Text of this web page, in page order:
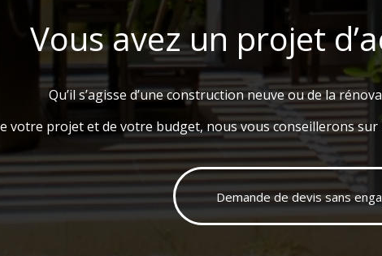
Vous avez un projet
Qu’il s’agisse d’une construction neuve ou de la
votre projet et de votre budget, nous vous conseillerons
Demande de devis sans